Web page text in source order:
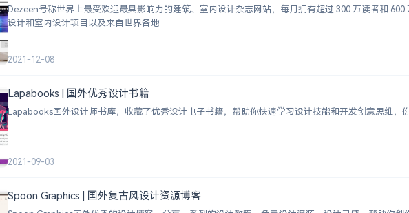
Dezeen号称世界上最受欢迎最具影响力的建筑、室内设计杂志网站，每月拥有超过 300 万读者和
设计和室内设计项目以及来自世界各地
2021-12-08
Lapabooks | 国外优秀设计书籍
Lapabooks国外设计师书库，收藏了优秀设计电子书籍，帮助你快速学习设计技能和开发创意思维，
2021-09-03
Spoon Graphics | 国外复古风设计资源博客